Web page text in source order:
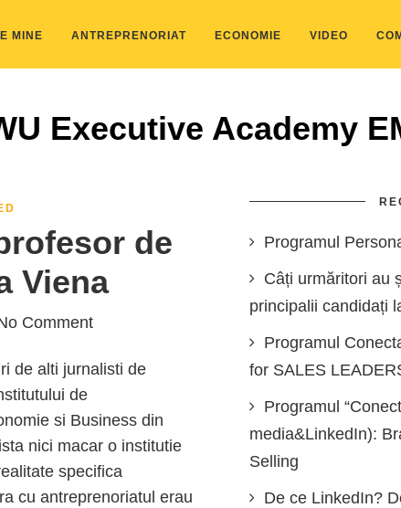
MINE ANTREPRENORIAT ECONOMIE VIDEO
Executive Academy
de
Viena
Comment
de alti jurnalisti de
de
si Business din
nici macar o institutie
specifica
cu antreprenoriatul erau
Programul
Câți urmăritori au
principalii candidați
Programul
for SALES
Programul
media&LinkedIn):
Selling
De ce LinkedIn?